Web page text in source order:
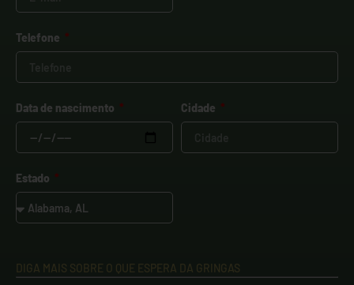
Telefone
Data de nascimento Cidade
Estado
DIGA MAIS SOBRE O QUE ESPERA DA GRINGAS